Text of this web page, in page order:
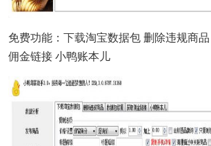
免费功能： 下载淘宝数据包 删除违规商
佣金链接 小鸭账本儿